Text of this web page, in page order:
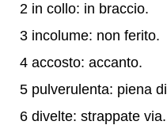
2 in collo: in braccio.
3 incolume: non ferito.
4 accosto: accanto.
5 pulverulenta: piena
6 divelte: strappate via.